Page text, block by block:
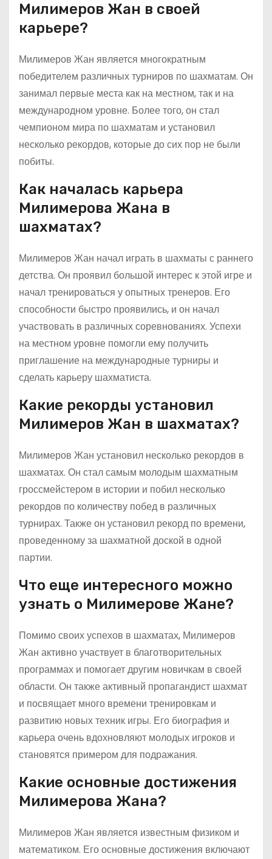
Милимеров Жан в своей
карьере?
Милимеров Жан является многократным
победителем различных турниров по шахматам. Он
занимал первые места как на местном, так и на
международном уровне. Более того, он стал
чемпионом мира по шахматам и установил
несколько рекордов, которые до сих пор не были
побиты.
Как началась карьера
Милимерова Жана в
шахматах?
Милимеров Жан начал играть в шахматы с раннего
детства. Он проявил большой интерес к этой игре и
начал тренироваться у опытных тренеров. Его
способности быстро проявились, и он начал
участвовать в различных соревнованиях. Успехи
на местном уровне помогли ему получить
приглашение на международные турниры и
сделать карьеру шахматиста.
Какие рекорды установил
Милимеров Жан в шахматах?
Милимеров Жан установил несколько рекордов в
шахматах. Он стал самым молодым шахматным
гроссмейстером в истории и побил несколько
рекордов по количеству побед в различных
турнирах. Также он установил рекорд по времени,
проведенному за шахматной доской в одной
партии.
Что еще интересного можно
узнать о Милимерове Жане?
Помимо своих успехов в шахматах, Милимеров
Жан активно участвует в благотворительных
программах и помогает другим новичкам в своей
области. Он также активный пропагандист шахмат
и посвящает много времени тренировкам и
развитию новых техник игры. Его биография и
карьера очень вдохновляют молодых игроков и
становятся примером для подражания.
Какие основные достижения
Милимерова Жана?
Милимеров Жан является известным физиком и
математиком. Его основные достижения включают